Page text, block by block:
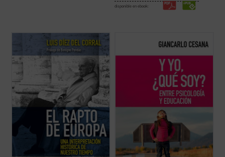
disponible en ebook:
El rapto de Europa constituye uno de los
más importantes proyectos de
interpretación histórica sobre Europa
elaborados en el siglo XX, además de un
lúcido diagnóstico profético de la
incertidumbre que se ha ido apoderando en
¿Por qué habitualmente el fracaso escolar
termina en manos de un psicólogo? ¿Por
que dirigen la coordinación de la actividad
educativa? Frente a una mentalidad en la
que comúnmente la educación ha ...